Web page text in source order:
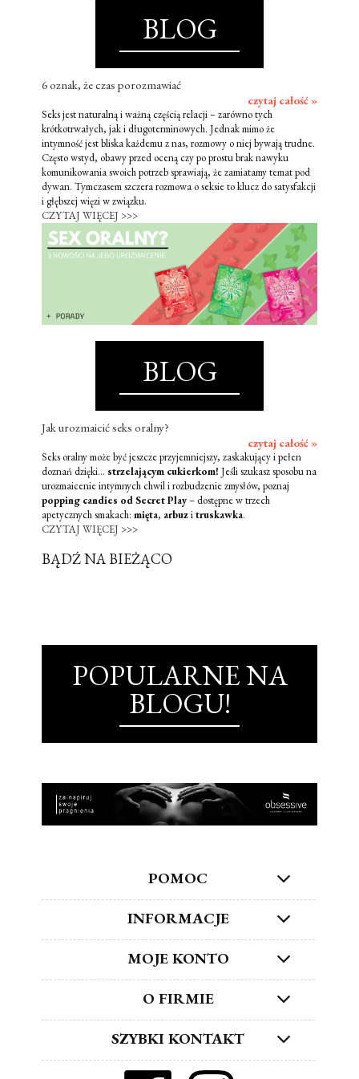
BLOG
6 oznak, że czas porozmawiać
czytaj całość »
Seks jest naturalną i ważną częścią relacji – zarówno tych
krótkotrwałych, jak i długoterminowych. Jednak mimo że
intymność jest bliska każdemu z nas, rozmowy o niej bywają trudne.
Często wstyd, obawy przed oceną czy po prostu brak nawyku
komunikowania swoich potrzeb sprawiają, że zamiatamy temat pod
dywan. Tymczasem szczera rozmowa o seksie to klucz do satysfakcji
i głębszej więzi w związku.
CZYTAJ WIĘCEJ >>>
BLOG
Jak urozmaicić seks oralny?
czytaj całość »
Seks oralny może być jeszcze przyjemniejszy, zaskakujący i pełen
doznań dzięki... strzelającym cukierkom! Jeśli szukasz sposobu na
urozmaicenie intymnych chwil i rozbudzenie zmysłów, poznaj
popping candies od Secret Play– dostępne w trzech
apetycznych smakach: mięta, arbuzitruskawka.
CZYTAJ WIĘCEJ >>>
BĄDŹ NA BIEŻĄCO
POPULARNE NA
BLOGU!
POMOC
INFORMACJE
MOJE KONTO
O FIRMIE
SZYBKI KONTAKT